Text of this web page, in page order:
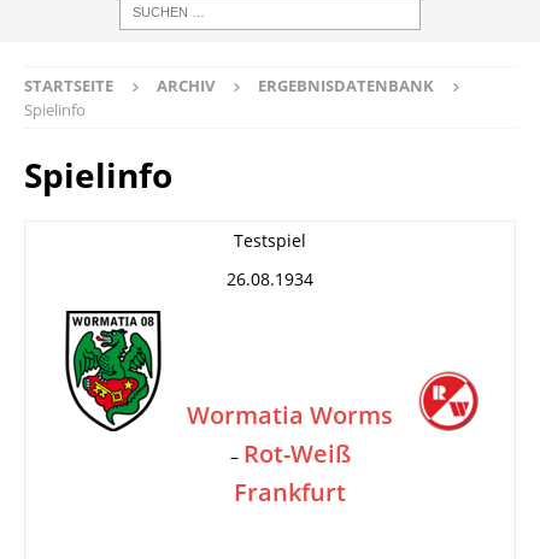
STARTSEITE ARCHIV
ERGEBNISDATENBANK
Spielinfo
Spielinfo
Testspiel
26.08.1934
Wormatia Worms
– Rot-Weiß
Frankfurt